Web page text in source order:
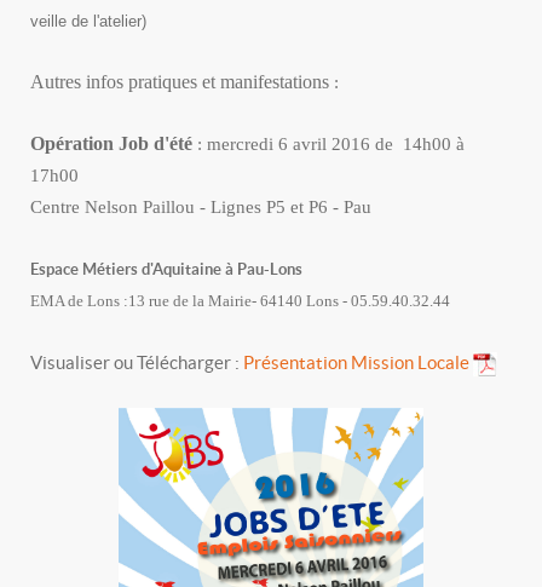
veille de l'atelier)
Autres infos pratiques et manifestations :
Opération Job d'été : mercredi 6 avril 2016 de 14h00 à
17h00
Centre Nelson Paillou - Lignes P5 et P6 - Pau
Espace Métiers d'Aquitaine à Pau-Lons
EMA de Lons :13 rue de la Mairie- 64140 Lons - 05.59.40.32.44
Visualiser ou Télécharger : Présentation Mission Locale